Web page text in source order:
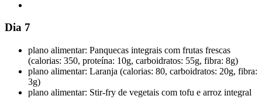
Dia 7
plano alimentar: Panquecas integrais com frutas frescas
(calorias: 350, proteína: 10g, carboidratos: 55g, fibra: 8g)
plano alimentar: Laranja (calorias: 80, carboidratos: 20g, fibra:
3g)
plano alimentar: Stir-fry de vegetais com tofu e arroz integral